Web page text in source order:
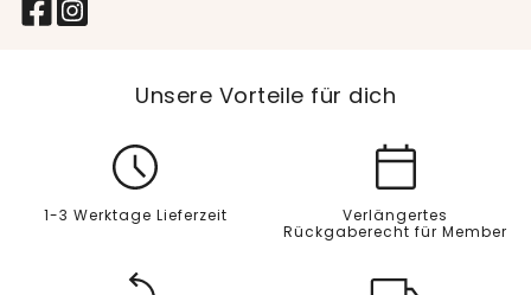
Unsere Vorteile für dich
1-3 Werktage Lieferzeit
Verlängertes
Rückgaberecht für Member